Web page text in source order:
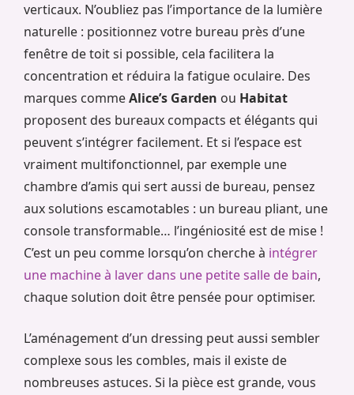
verticaux. N’oubliez pas l’importance de la lumière
naturelle : positionnez votre bureau près d’une
fenêtre de toit si possible, cela facilitera la
concentration et réduira la fatigue oculaire. Des
marques commeAlice’s Garden ou Habitat
proposent des bureaux compacts et élégants qui
peuvent s’intégrer facilement. Et si l’espace est
vraiment multifonctionnel, par exemple une
chambre d’amis qui sert aussi de bureau, pensez
aux solutions escamotables : un bureau pliant, une
console transformable… l’ingéniosité est de mise !
C’est un peu comme lorsqu’on cherche à intégrer
une machine à laver dans une petite salle de bain,
chaque solution doit être pensée pour optimiser.
L’aménagement d’un dressing peut aussi sembler
complexe sous les combles, mais il existe de
nombreuses astuces. Si la pièce est grande, vous